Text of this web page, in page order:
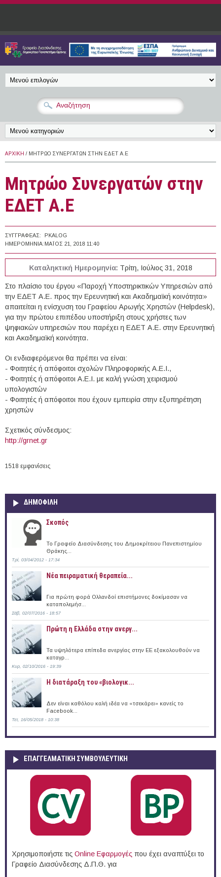
Παράκαμψη προς το κυρίως περιεχόμενο
ΑΡΧΙΚΉ / ΜΗΤΡΏΟ ΣΥΝΕΡΓΑΤΏΝ ΣΤΗΝ ΕΔΕΤ Α.Ε
Μητρώο Συνεργατών στην
ΕΔΕΤ Α.Ε
ΣΥΓΓΡΑΦΈΑΣ:
PKALOG
ΗΜΕΡΟΜΗΝΊΑ: ΜΆΙΟΣ 21, 2018 11:40
Καταληκτική Ημερομηνία: Τρίτη, Ιούλιος 31, 2018
Στο πλαίσιο του έργου «Παροχή Υποστηρικτικών Υπηρεσιών από
την ΕΔΕΤ Α.Ε. προς την Ερευνητική και Ακαδημαϊκή κοινότητα»
απαιτείται η ενίσχυση του Γραφείου Αρωγής Χρηστών (Helpdesk),
για την πρώτου επιπέδου υποστήριξη στους χρήστες των
ψηφιακών υπηρεσιών που παρέχει η ΕΔΕΤ Α.Ε. στην Ερευνητική
και Ακαδημαϊκή κοινότητα.
Οι ενδιαφερόμενοι θα πρέπει να είναι:
- Φοιτητές ή απόφοιτοι σχολών Πληροφορικής Α.Ε.Ι.,
- Φοιτητές ή απόφοιτοι Α.Ε.Ι. με καλή γνώση χειρισμού
υπολογιστών
- Φοιτητές ή απόφοιτοι που έχουν εμπειρία στην εξυπηρέτηση
χρηστών
Σχετικός σύνδεσμος:
http://grnet.gr
1518 εμφανίσεις
ΔΗΜΟΦΙΛΗ
Σκοπός
Το Γραφείο Διασύνδεσης του Δημοκρίτειου Πανεπιστημίου
Θράκης...
Τρί, 03/04/2012 - 17:34
Νέα πειραματική θεραπεία...
Για πρώτη φορά Ολλανδοί επιστήμονες δοκίμασαν να
καταπολεμήσ...
Σάβ, 02/07/2016 - 18:57
Πρώτη η Ελλάδα στην ανεργ...
Τα υψηλότερα επίπεδα ανεργίας στην ΕΕ εξακολουθούν να
καταγρ...
Κυρ, 02/10/2016 - 19:39
Η διατάραξη του «βιολογικ...
Δεν είναι καθόλου καλή ιδέα να «τσεκάρει» κανείς το
Facebook...
Τετ, 16/05/2018 - 10:38
ΕΠΑΓΓΕΛΜΑΤΙΚΉ ΣΥΜΒΟΥΛΕΥΤΙΚΉ
Χρησιμοποιήστε τις Online Eφαρμογές που έχει αναπτύξει το
Γραφείο Διασύνδεσης Δ.Π.Θ. για